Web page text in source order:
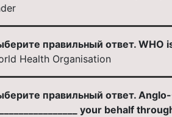
правильный ответ. WHO is
Health Organisation
правильный ответ.
your behalf